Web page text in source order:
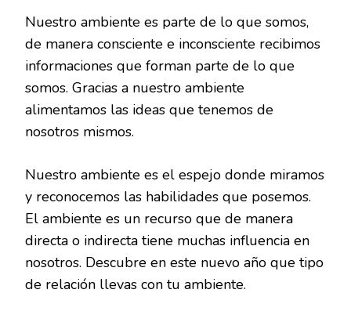
Nuestro ambiente es parte de lo que somos,
de manera consciente e inconsciente recibimos
informaciones que forman parte de lo que
somos. Gracias a nuestro ambiente
alimentamos las ideas que tenemos de
nosotros mismos.
Nuestro ambiente es el espejo donde miramos
y reconocemos las habilidades que posemos.
El ambiente es un recurso que de manera
directa o indirecta tiene muchas influencia en
nosotros. Descubre en este nuevo año que tipo
de relación llevas con tu ambiente.